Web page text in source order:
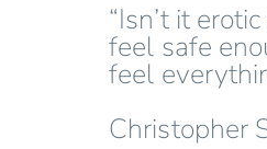
“Isn’t it
feel safe
feel
Christopher